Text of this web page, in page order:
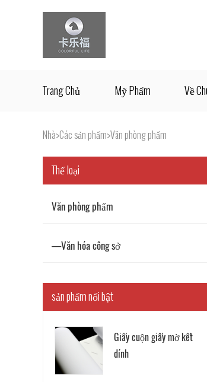
Trang Chủ Mỹ Phẩm Về
Nhà>Các sản phẩm>Văn phòng phẩm
Thể loại
Văn phòng phẩm
—Văn hóa công sở
sản phẩm nổi bật
Giấy cuộn giấy mờ kết
dính